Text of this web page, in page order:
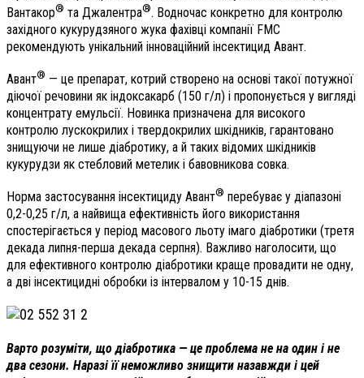
Вантакор® та Джалентра®. Водночас конкретно для контролю
західного кукурудзяного жука фахівці компанії FMC
рекомендують унікальний інноваційний інсектицид Авант.
Авант® — це препарат, котрий створено на основі такої потужної
діючої речовини як індоксакарб (150 г/л) і пропонується у вигляді
концентрату емульсії. Новинка призначена для високого
контролю лускокрилих і твердокрилих шкідників, гарантовано
знищуючи не лише діабротику, а й таких відомих шкідників
кукурудзи як стебловий метелик і бавовникова совка.
Норма застосування інсектициду Авант® перебуває у діапазоні
0,2-0,25 г/л, а найвища ефективність його використання
спостерігається у період масового льоту імаго діабротики (третя
декада липня-перша декада серпня). Важливо наголосити, що
для ефективного контролю діабротики краще провадити не одну,
а дві інсектицидні обробки із інтервалом у 10-15 днів.
Варто розуміти, що діабротика — це проблема не на один і не
два сезони. Наразі її неможливо знищити назавжди і цей